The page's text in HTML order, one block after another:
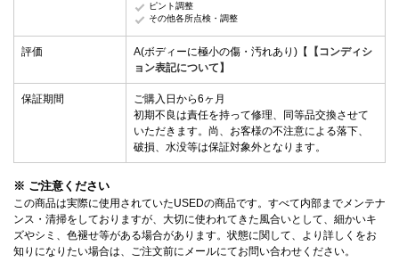
ピント調整
その他各所点検・調整
評価 A(ボディーに極小の傷・汚れあり)【
【コンディシ
ョン表記について】
保証期間
ご購入日から6ヶ月
初期不良は責任を持って修理、同等品交換させて
いただきます。尚、お客様の不注意による落下、
破損、水没等は保証対象外となります。
※ ご注意ください
この商品は実際に使用されていたUSEDの商品です。すべて内部までメンテナ
ンス・清掃をしておりますが、大切に使われてきた風合いとして、細かいキ
ズやシミ、色褪せ等がある場合があります。状態に関して、より詳しくをお
知りになりたい場合は、ご注文前にメールにてお問い合わせください。